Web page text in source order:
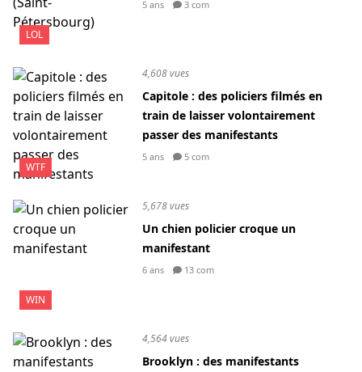
LOL
5 ans 3 com
WTF
4,608 vues
Capitole : des policiers filmés en
train de laisser volontairement
passer des manifestants
5 ans 5 com
WIN
5,678 vues
Un chien policier croque un
manifestant
6 ans 13 com
4,564 vues
Brooklyn : des manifestants